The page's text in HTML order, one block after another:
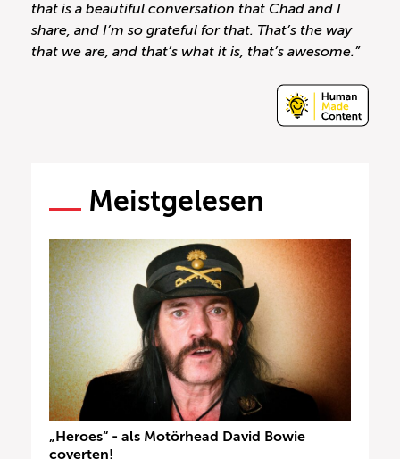
that is a beautiful conversation that Chad and I
share, and I’m so grateful for that. That’s the way
that we are, and that’s what it is, that’s awesome.”
Meistgelesen
„Heroes“ - als Motörhead David Bowie
coverten!